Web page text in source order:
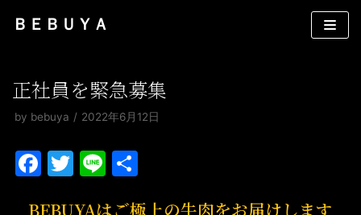
コ
ン
ツ
へ
キ
ＢＥＢＵＹＡ
正社員を緊急募集
by bebuya 2022年6月12日
F
T
Li
BEBUYAはご極上の牛肉をお届けします